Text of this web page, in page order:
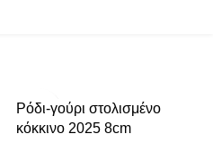
Ρόδι-γούρι στολισμένο
κόκκινο 2025 8cm